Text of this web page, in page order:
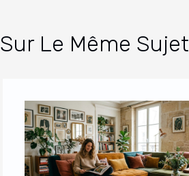
Sur Le Même Sujet